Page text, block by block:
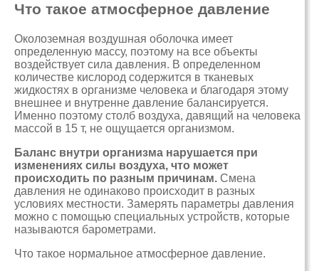
Что такое атмосферное давление
Околоземная воздушная оболочка имеет
определенную массу, поэтому на все объекты
воздействует сила давления. В определенном
количестве кислород содержится в тканевых
жидкостях в организме человека и благодаря этому
внешнее и внутренне давление балансируется.
Именно поэтому столб воздуха, давящий на человека
массой в 15 т, не ощущается организмом.
Баланс внутри организма нарушается при
изменениях силы воздуха, что может
происходить по разным причинам. Смена
давления не одинаково происходит в разных
условиях местности. Замерять параметры давления
можно с помощью специальных устройств, которые
называются барометрами.
Что такое нормальное атмосферное давление.